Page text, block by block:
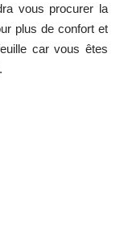
vous procurer la
plus de confort et
car vous êtes